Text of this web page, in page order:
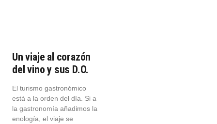
Un viaje al corazón
del vino y sus D.O.
El turismo gastronómico
está a la orden del día. Si a
la gastronomía añadimos la
enología, el viaje se